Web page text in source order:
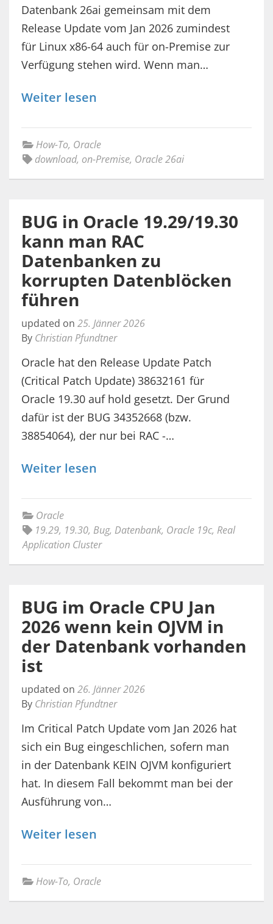
Datenbank 26ai gemeinsam mit dem
Release Update vom Jan 2026 zumindest
für Linux x86-64 auch für on-Premise zur
Verfügung stehen wird. Wenn man…
Weiter lesen
How-To, Oracle
download, on-Premise, Oracle 26ai
BUG in Oracle 19.29/19.30
kann man RAC
Datenbanken zu
korrupten Datenblöcken
führen
updated on 25. Jänner 2026
By Christian Pfundtner
Oracle hat den Release Update Patch
(Critical Patch Update) 38632161 für
Oracle 19.30 auf hold gesetzt. Der Grund
dafür ist der BUG 34352668 (bzw.
38854064), der nur bei RAC -…
Weiter lesen
Oracle
19.29, 19.30, Bug, Datenbank, Oracle 19c, Real
Application Cluster
BUG im Oracle CPU Jan
2026 wenn kein OJVM in
der Datenbank vorhanden
ist
updated on 26. Jänner 2026
By Christian Pfundtner
Im Critical Patch Update vom Jan 2026 hat
sich ein Bug eingeschlichen, sofern man
in der Datenbank KEIN OJVM konfiguriert
hat. In diesem Fall bekommt man bei der
Ausführung von…
Weiter lesen
How-To, Oracle